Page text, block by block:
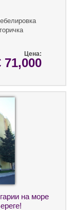
Цена:
71,000
на море